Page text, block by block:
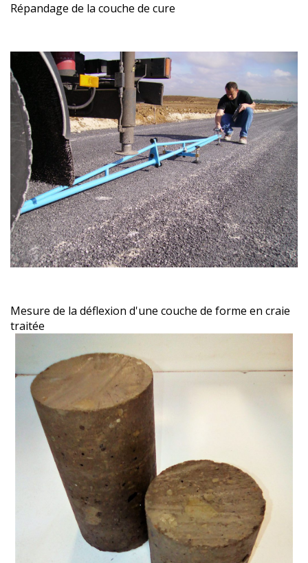
Répandage de la couche de cure
Mesure de la déflexion d'une couche de forme en craie
traitée